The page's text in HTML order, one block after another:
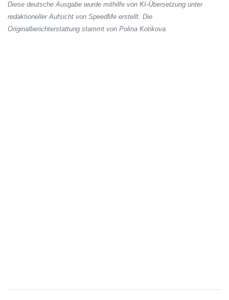
Diese deutsche Ausgabe wurde mithilfe von KI-Übersetzung unter
redaktioneller Aufsicht von SpeedMe erstellt. Die
Originalberichterstattung stammt von Polina Kotikova